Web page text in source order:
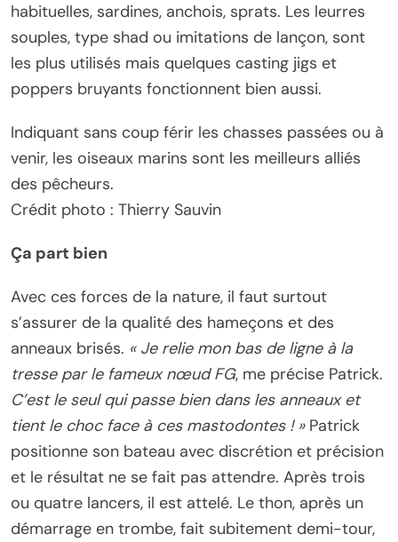
habituelles, sardines, anchois, sprats. Les leurres
souples, type shad ou imitations de lançon, sont
les plus utilisés mais quelques casting jigs et
poppers bruyants fonctionnent bien aussi.
Indiquant sans coup férir les chasses passées ou à
venir, les oiseaux marins sont les meilleurs alliés
des pêcheurs.
Crédit photo : Thierry Sauvin
Ça part bien
Avec ces forces de la nature, il faut surtout
s’assurer de la qualité des hameçons et des
anneaux brisés. « Je relie mon bas de ligne à la
tresse par le fameux nœud FG, me précise Patrick.
C’est le seul qui passe bien dans les anneaux et
tient le choc face à ces mastodontes ! »Patrick
positionne son bateau avec discrétion et précision
et le résultat ne se fait pas attendre. Après trois
ou quatre lancers, il est attelé. Le thon, après un
démarrage en trombe, fait subitement demi-tour,